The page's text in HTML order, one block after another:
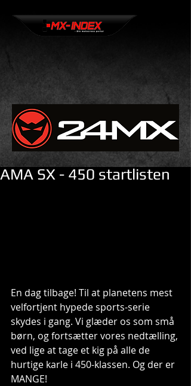
AMA SX - 450 startlisten
En dag tilbage! Til at planetens mest
velfortjent hypede sports-serie
skydes i gang. Vi glæder os som små
børn, og fortsætter vores nedtælling,
ved lige at tage et kig på alle de
hurtige karle i 450-klassen. Og der er
MANGE!